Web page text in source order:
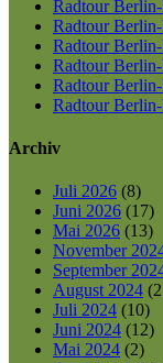
Radtour
Radtour
Radtour
Radtour
Radtour
Radtour
Archiv
Juli 2026 (8)
Juni 2026 (17)
Mai 2026 (13)
November
September
August 2024
Juli 2024 (10)
Juni 2024 (12)
Mai 2024 (2)